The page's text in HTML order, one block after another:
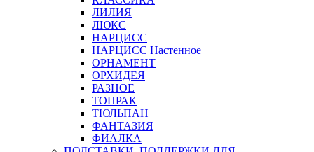
ЛИЛИЯ
ЛЮКС
НАРЦИСС
НАРЦИСС Настенное
ОРНАМЕНТ
ОРХИДЕЯ
РАЗНОЕ
ТОПРАК
ТЮЛЬПАН
ФАНТАЗИЯ
ФИАЛКА